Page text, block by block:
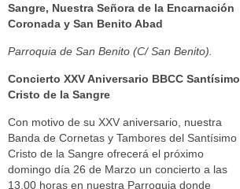
Sangre, Nuestra Señora de la Encarnación
Coronada y San Benito Abad
Parroquia de San Benito (C/ San Benito).
Concierto XXV Aniversario BBCC Santísimo
Cristo de la Sangre
Con motivo de su XXV aniversario, nuestra
Banda de Cornetas y Tambores del Santísimo
Cristo de la Sangre ofrecerá el próximo
domingo día 26 de Marzo un concierto a las
13,00 horas en nuestra Parroquia donde